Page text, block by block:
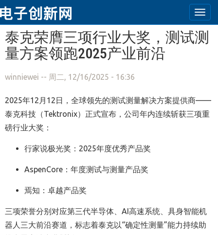
跳转到主要内容
泰克荣膺三项行业大奖，测试测
量方案领跑2025产业前沿
winniewei -- 周二, 12/16/2025 - 16:36
2025年12月12日，全球领先的测试测量解决方案提供商——
泰克科技（Tektronix）正式宣布，公司年内连续斩获三项重
磅行业大奖：
行家说极光奖：2025年度优秀产品奖
AspenCore：年度测试与测量产品奖
焉知：卓越产品奖
三项荣誉分别对应第三代半导体、AI高速系统、具身智能机
器人三大前沿赛道，标志着泰克以“确定性测量”能力持续助